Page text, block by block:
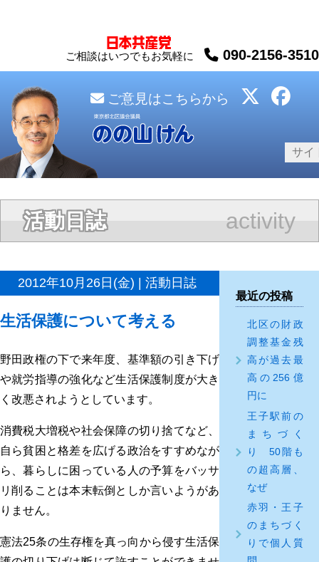
ご相談はいつでもお気軽に 090-2156-3510
ご意見はこちらから
活動日誌 activity
2012年10月26日(金) | 活動日誌
生活保護について考える
野田政権の下で来年度、基準額の引き下げ
や就労指導の強化など生活保護制度が大き
く改悪されようとしています。
消費税大増税や社会保障の切り捨てなど、
自ら貧困と格差を広げる政治をすすめなが
ら、暮らしに困っている人の予算をバッサ
リ削ることは本末転倒としか言いようがあ
りません。
憲法25条の生存権を真っ向から侵す生活保
最近の投稿
北区の財政
調整基金残
高が過去最
高の256億
円に
王子駅前の
まちづく
り 50階も
の超高層、
なぜ
赤羽・王子
のまちづく
りで個人質